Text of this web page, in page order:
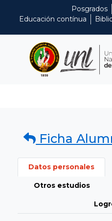
Posgrados
Educación contínua
Ficha
Datos personales
Otros estudios